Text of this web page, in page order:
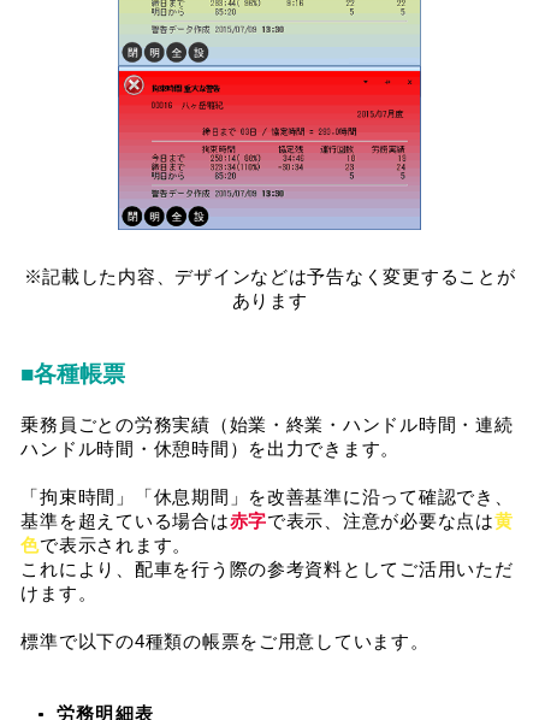
※記載した内容、デザインなどは予告なく変更することが
あります
■各種帳票
乗務員ごとの労務実績（始業・終業・ハンドル時間・連続
ハンドル時間・休憩時間）を出力できます。
「拘束時間」「休息期間」を改善基準に沿って確認でき、
基準を超えている場合は赤字で表示、注意が必要な点は黄
色で表示されます。
これにより、配車を行う際の参考資料としてご活用いただ
けます。
標準で以下の4種類の帳票をご用意しています。
労務明細表